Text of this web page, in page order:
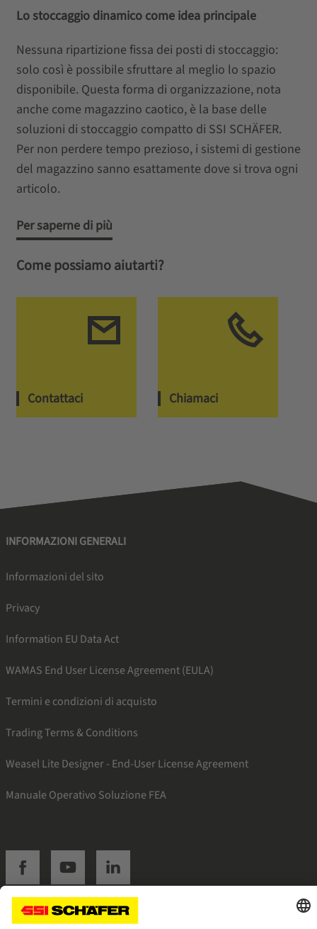
Lo stoccaggio dinamico come idea principale
Nessuna ripartizione fissa dei posti di stoccaggio:
solo così è possibile sfruttare al meglio lo spazio
disponibile. Questa forma di organizzazione, nota
anche come magazzino caotico, è la base delle
soluzioni di stoccaggio compatto di SSI SCHÄFER.
Per non perdere tempo prezioso, i sistemi di gestione
del magazzino sanno esattamente dove si trova ogni
articolo.
Per saperne di più
Come possiamo aiutarti?
Contattaci Chiamaci
INFORMAZIONI GENERALI
Informazioni del sito
Privacy
Information EU Data Act
WAMAS End User License Agreement (EULA)
Termini e condizioni di acquisto
Trading Terms & Conditions
Weasel Lite Designer - End-User License Agreement
Manuale Operativo Soluzione FEA
SSI facebookSSI youtubeSSI linkedin